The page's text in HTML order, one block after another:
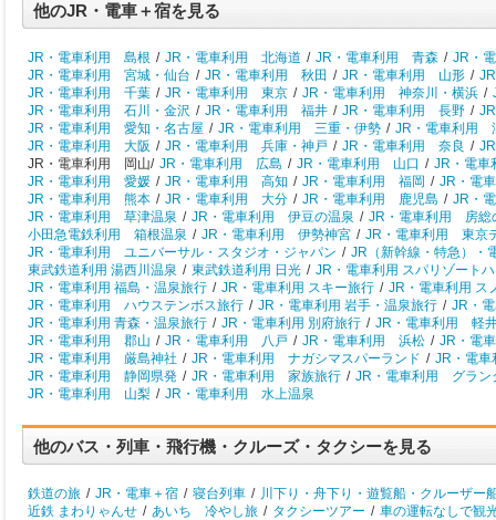
他のJR・電車＋宿を見る
JR・電車利用 島根 / JR・電車利用 北海道 / JR・電車利用 青森 / JR・
JR・電車利用 宮城・仙台 / JR・電車利用 秋田 / JR・電車利用 山形 /
JR・電車利用 千葉 / JR・電車利用 東京 / JR・電車利用 神奈川・横浜 /
JR・電車利用 石川・金沢 / JR・電車利用 福井 / JR・電車利用 長野 /
JR・電車利用 愛知・名古屋 / JR・電車利用 三重・伊勢 / JR・電車利用
JR・電車利用 大阪 / JR・電車利用 兵庫・神戸 / JR・電車利用 奈良 /
JR・電車利用 岡山/ JR・電車利用 広島 / JR・電車利用 山口 / JR・電
JR・電車利用 愛媛 / JR・電車利用 高知 / JR・電車利用 福岡 / JR・電
JR・電車利用 熊本 / JR・電車利用 大分 / JR・電車利用 鹿児島 / JR・
JR・電車利用 草津温泉 / JR・電車利用 伊豆の温泉 / JR・電車利用 房総
小田急電鉄利用 箱根温泉 / JR・電車利用 伊勢神宮 / JR・電車利用 東京
JR・電車利用 ユニバーサル・スタジオ・ジャパン / JR（新幹線・特急）・
東武鉄道利用 湯西川温泉 / 東武鉄道利用 日光 / JR・電車利用 スパリゾート
JR・電車利用 福島・温泉旅行 / JR・電車利用 スキー旅行 / JR・電車利用 ス
JR・電車利用 ハウステンボス旅行 / JR・電車利用 岩手・温泉旅行 / JR・
JR・電車利用 青森・温泉旅行 / JR・電車利用 別府旅行 / JR・電車利用 軽
JR・電車利用 郡山 / JR・電車利用 八戸 / JR・電車利用 浜松 / JR・電
JR・電車利用 厳島神社 / JR・電車利用 ナガシマスパーランド / JR・電
JR・電車利用 静岡県発 / JR・電車利用 家族旅行 / JR・電車利用 グラン
JR・電車利用 山梨 / JR・電車利用 水上温泉
他のバス・列車・飛行機・クルーズ・タクシーを見る
鉄道の旅 / JR・電車＋宿 / 寝台列車 / 川下り・舟下り・遊覧船・クルーザー
近鉄 まわりゃんせ / あいち 冷やし旅 / タクシーツアー / 車の運転なしで観